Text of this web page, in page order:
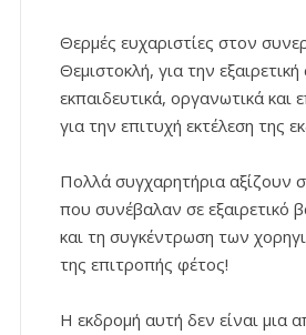
Θερμές ευχαριστίες στον
Θεμιστοκλή, για την
εκπαιδευτικά, οργανωτικά και
για την επιτυχή εκτέλεση της
Πολλά συγχαρητήρια αξίζουν
που συνέβαλαν σε εξαιρετικό
και τη συγκέντρωση των
της επιτροπής φέτος!
Η εκδρομή αυτή δεν είναι μια